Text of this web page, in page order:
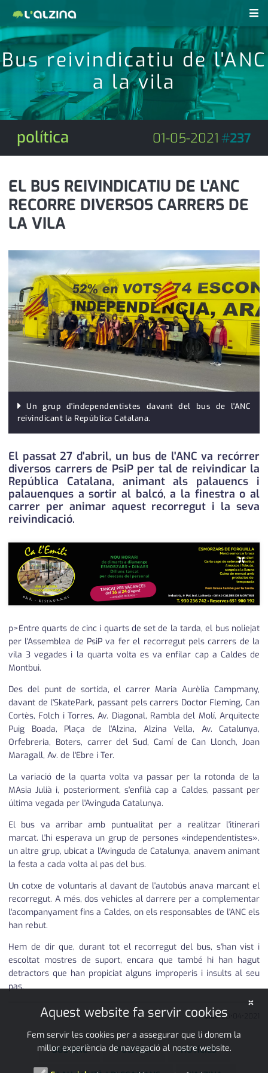
últimes notícies
activitats
agenda
empresa
esports
medi ambient
opinió
política
promo serveis
reportatge
salut
serveis
societat
successos
urbanisme
revistes pdf
anunciants
subscripció
contacte
telèfons
calendari
Bus reivindicatiu de l'ANC
a la vila
política 01-05-2021 #237
EL BUS REIVINDICATIU DE L'ANC
RECORRE DIVERSOS CARRERS DE
LA VILA
Un grup d'independentistes davant del bus de l'ANC
reivindicant la República Catalana.
El passat 27 d'abril, un bus de l'ANC va recórrer
diversos carrers de PsiP per tal de reivindicar la
República Catalana, animant als palauencs i
palauenques a sortir al balcó, a la finestra o al
carrer per animar aquest recorregut i la seva
reivindicació.
×
p>Entre quarts de cinc i quarts de set de la tarda, el bus noliejat
per l'Assemblea de PsiP va fer el recorregut pels carrers de la
vila 3 vegades i la quarta volta es va enfilar cap a Caldes de
Montbui.
Des del punt de sortida, el carrer Maria Aurèlia Campmany,
davant de l'SkatePark, passant pels carrers Doctor Fleming, Can
Cortès, Folch i Torres, Av. Diagonal, Rambla del Molí, Arquitecte
Puig Boada, Plaça de l'Alzina, Alzina Vella, Av. Catalunya,
Orfebreria, Boters, carrer del Sud, Camí de Can Llonch, Joan
Maragall, Av. de l'Ebre i Ter.
La variació de la quarta volta va passar per la rotonda de la
MAsia Julià i, posteriorment, s'enfilà cap a Caldes, passant per
última vegada per l'Avinguda Catalunya.
El bus va arribar amb puntualitat per a realitzar l'itinerari
marcat. L'hi esperava un grup de persones «independentistes».
un altre grup, ubicat a l'Avinguda de Catalunya, anavem animant
la festa a cada volta al pas del bus.
Un cotxe de voluntaris al davant de l'autobús anava marcant el
recorregut. A més, dos vehicles al darrere per a complementar
l'acompanyament fins a Caldes, on els responsables de l'ANC els
han rebut.
Hem de dir que, durant tot el recorregut del bus, s'han vist i
escoltat mostres de suport, encara que també hi han hagut
detractors que han propiciat alguns improperis i insults al seu
pas.
JMP28
BUS ANC POLÍTICA NOTÍCIES
×
Aquest website fa servir cookies
Fem servir les cookies per a assegurar que li donem la
millor experiència de navegació al nostre website.